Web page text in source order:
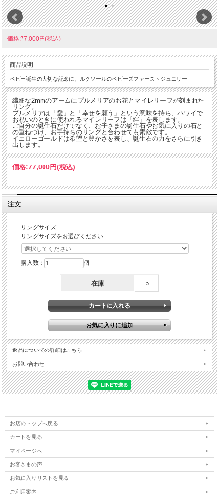
価格:77,000円(税込)
商品説明
ベビー誕生の大切な記念に、ルクソールのベビーズファーストジュエリー
繊細な2mmのアームにプルメリアのお花とマイレリーフが刻まれた
リング。
プルメリアは「愛」と「幸せを願う」という意味を持ち、ハワイで
お祝いのときに使われるマイレリーフは「絆」を表します。
ご自分の誕生石だけでなく、お子さまの誕生石やお気に入りの石と
の重ねづけ、お手持ちのリングと合わせても素敵です。
イエローゴールドは希望と豊かさを表し、誕生石の力をさらに引き
出します。
価格:77,000円(税込)
注文
リングサイズ:
リングサイズをお選びください
購入数： 個
在庫 ○
返品についての詳細はこちら
お問い合わせ
お店のトップへ戻る
カートを見る
マイページへ
お客さまの声
お気に入りリストを見る
ご利用案内